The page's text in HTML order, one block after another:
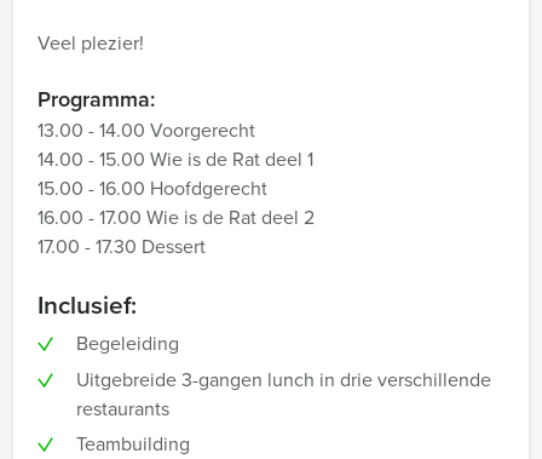
Veel plezier!
Programma:
13.00 - 14.00 Voorgerecht
14.00 - 15.00 Wie is de Rat deel 1
15.00 - 16.00 Hoofdgerecht
16.00 - 17.00 Wie is de Rat deel 2
17.00 - 17.30 Dessert
Inclusief:
Begeleiding
Uitgebreide 3-gangen lunch in drie verschillende
restaurants
Teambuilding